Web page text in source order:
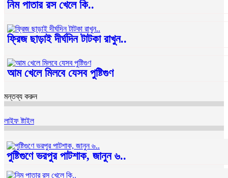
নিম পাতার রস খেলে কি..
ফ্রিজ ছাড়াই দীর্ঘদিন টাটকা রাখুন..
আম খেলে মিলবে যেসব পুষ্টিগুণ
মন্তব্য করুন
লাইফ ষ্টাইল
পুষ্টিগুণে ভরপুর পাটশাক, জানুন ৬..